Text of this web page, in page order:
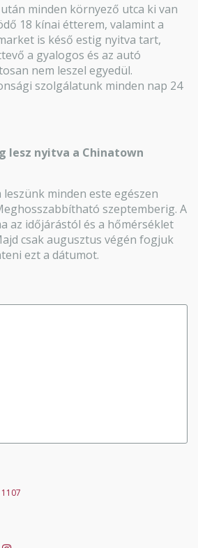
minden környező utca ki van
18 kínai étterem, valamint a
is késő estig nyitva tart,
a gyalogos és az autó
nem leszel egyedül.
szolgálatunk minden nap 24
lesz nyitva a Chinatown
minden este egészen
szeptemberig. A
az időjárástól és a hőmérséklet
csak augusztus végén fogjuk
ezt a dátumot.